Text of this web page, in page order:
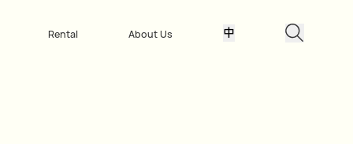
Rental About Us 中